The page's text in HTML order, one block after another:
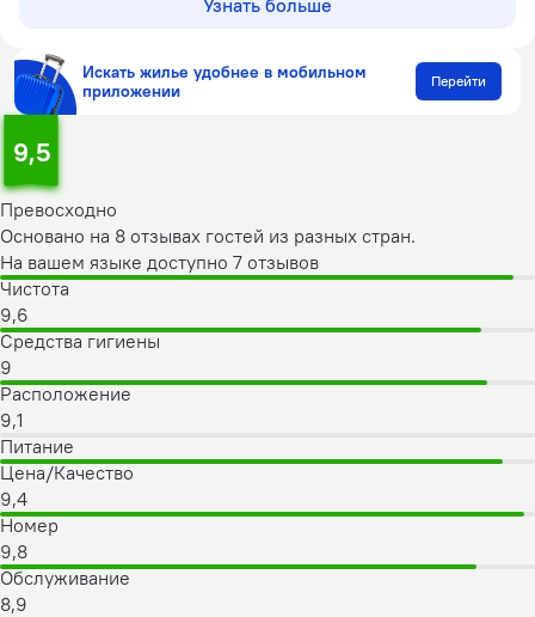
Узнать больше
Искать жилье удобнее в мобильном
приложении
Перейти
9,5
Превосходно
Основано на 8 отзывах гостей из разных стран.
На вашем языке доступно 7 отзывов
Чистота
9,6
Средства гигиены
9
Расположение
9,1
Питание
Цена/Качество
9,4
Номер
9,8
Обслуживание
8,9